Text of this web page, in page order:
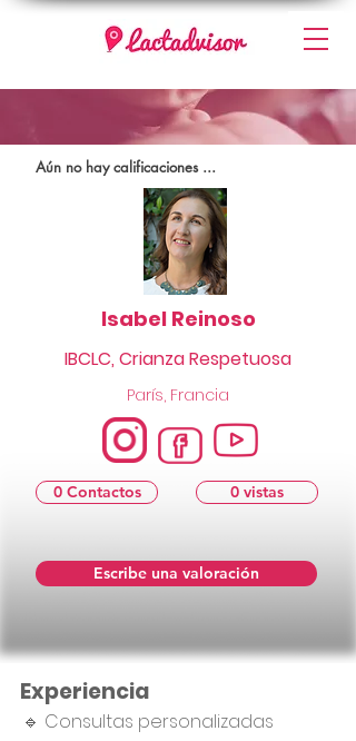
Aún no hay calificaciones ...
Escribe una valoración
0 Contactos
París, Francia
Isabel Reinoso
IBCLC, Crianza Respetuosa
0 vistas
🔹 Consultas personalizadas
Experiencia